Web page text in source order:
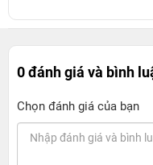
0 đánh giá và bình
Chọn đánh giá của bạn